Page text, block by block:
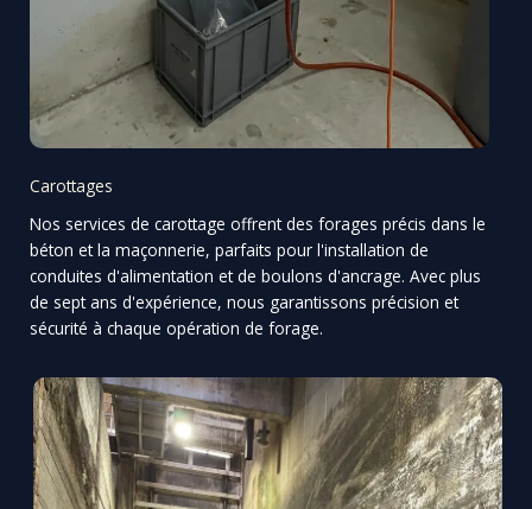
Carottages
Nos services de carottage offrent des forages précis dans le
béton et la maçonnerie, parfaits pour l'installation de
conduites d'alimentation et de boulons d'ancrage. Avec plus
de sept ans d'expérience, nous garantissons précision et
sécurité à chaque opération de forage.